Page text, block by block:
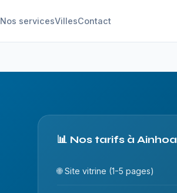
Nos servicesVillesContact
📊 Nos tarifs à Ainhoa
🌐 Site vitrine (1-5 pages)